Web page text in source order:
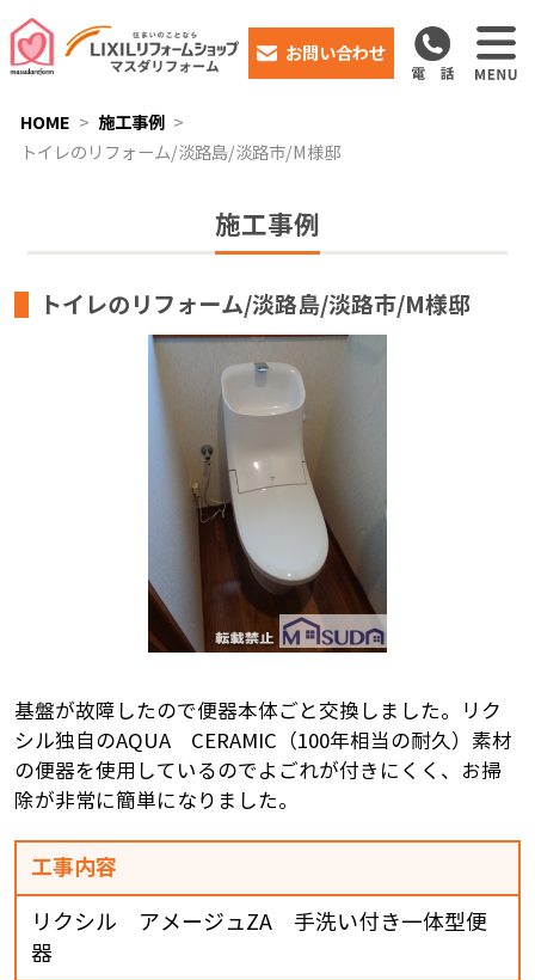
お問い合わせ
HOME
施工事例
トイレのリフォーム/淡路島/淡路市/M様邸
施工事例
トイレのリフォーム/淡路島/淡路市/M様邸
基盤が故障したので便器本体ごと交換しました。リク
シル独自のAQUA CERAMIC（100年相当の耐久）素材
の便器を使用しているのでよごれが付きにくく、お掃
除が非常に簡単になりました。
工事内容
リクシル アメージュZA 手洗い付き一体型便
器